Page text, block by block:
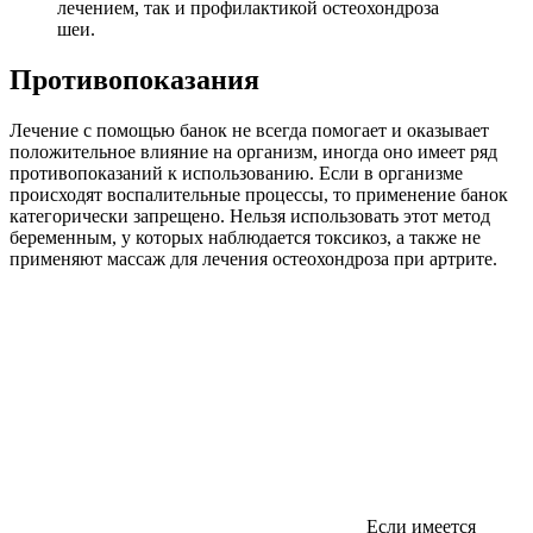
лечением, так и профилактикой остеохондроза
шеи.
Противопоказания
Лечение с помощью банок не всегда помогает и оказывает
положительное влияние на организм, иногда оно имеет ряд
противопоказаний к использованию. Если в организме
происходят воспалительные процессы, то применение банок
категорически запрещено. Нельзя использовать этот метод
беременным, у которых наблюдается токсикоз, а также не
применяют массаж для лечения остеохондроза при артрите.
Если имеется